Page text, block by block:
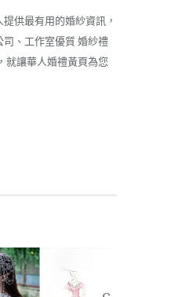
提供最有用的婚紗資訊，
、工作室優質 婚紗禮
就讓華人婚禮黃頁為您